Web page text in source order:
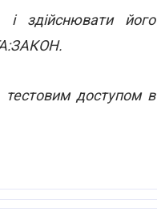
і здійснювати його
тестовим доступом в